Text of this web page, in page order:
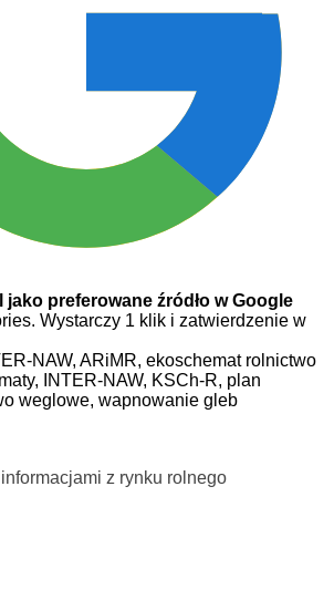
jako preferowane źródło w Google
Wystarczy 1 klik i zatwierdzenie w
NAW, ARiMR, ekoschemat rolnictwo
INTER-NAW, KSCh-R, plan
weglowe, wapnowanie gleb
z rynku rolnego